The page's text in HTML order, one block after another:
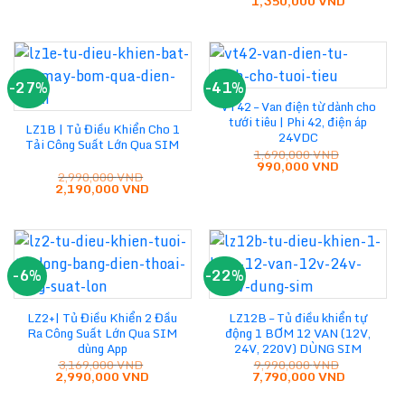
gốc hiện
1,350,000
-27%
LZ1B | Tủ Điều Khiển Cho 1
Tải Công Suất Lớn Qua SIM
2,990,000VND
Giá
gốc
2,190,000VND
2,190,000 VND.
-41%
VT42 – Van điện từ dành cho
tưới tiêu | Phi 42, điện áp
24VDC
1,690,000VND
Giá
gốc
990,000VND
-6%
LZ2+| Tủ Điều Khiển 2 Đầu
Ra Công Suất Lớn Qua SIM
dùng App
3,169,000VND
Giá
gốc
2,990,000VND
-22%
LZ12B – Tủ điều khiển tự
động 1 BƠM 12 VAN (12V,
24V, 220V) DÙNG SIM
9,990,000VND
Giá
gốc
7,790,000VNDGiá